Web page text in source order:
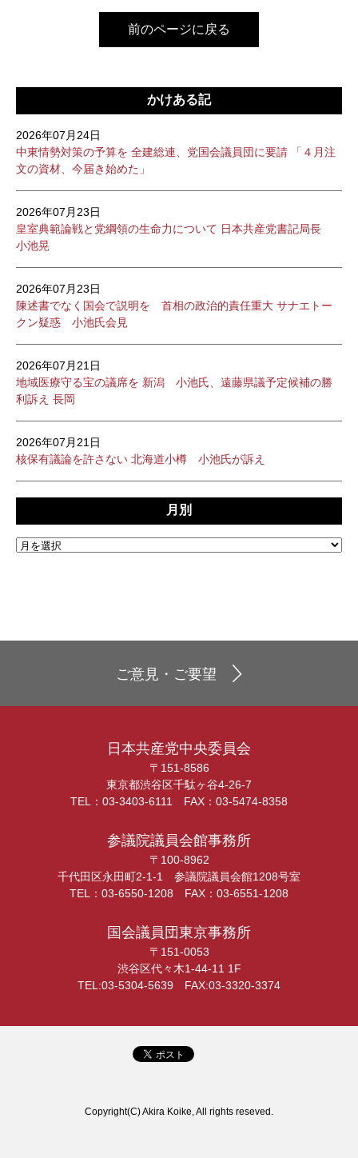
前のページに戻る
かけある記
2026年07月24日
中東情勢対策の予算を 全建総連、党国会議員団に要請 「４月注
文の資材、今届き始めた」
2026年07月23日
皇室典範論戦と党綱領の生命力について 日本共産党書記局長
小池晃
2026年07月23日
陳述書でなく国会で説明を 首相の政治的責任重大 サナエトー
クン疑惑 小池氏会見
2026年07月21日
地域医療守る宝の議席を 新潟 小池氏、遠藤県議予定候補の勝
利訴え 長岡
2026年07月21日
核保有議論を許さない 北海道小樽 小池氏が訴え
月別
ご意見・ご要望
日本共産党中央委員会
〒151-8586
東京都渋谷区千駄ヶ谷4-26-7
TEL：03-3403-6111 FAX：03-5474-8358
参議院議員会館事務所
〒100-8962
千代田区永田町2-1-1 参議院議員会館1208号室
TEL：03-6550-1208 FAX：03-6551-1208
国会議員団東京事務所
〒151-0053
渋谷区代々木1-44-11 1F
TEL:03-5304-5639 FAX:03-3320-3374
Copyright(C) Akira Koike, All rights reseved.